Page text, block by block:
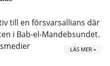
till en försvarsallians där
i Bab-el-Mandebsundet.
LÄS MER »